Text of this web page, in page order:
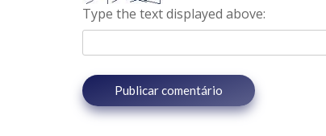
Type the text displayed above: